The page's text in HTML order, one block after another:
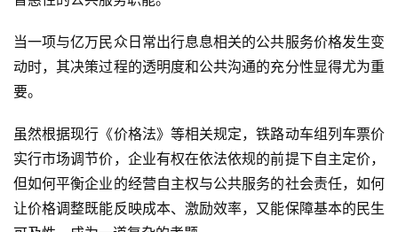
当一项与亿万民众日常出行息息相关的公共服务价格发生变
动时，其决策过程的透明度和公共沟通的充分性显得尤为重
要。
虽然根据现行《价格法》等相关规定，铁路动车组列车票价
实行市场调节价，企业有权在依法依规的前提下自主定价，
但如何平衡企业的经营自主权与公共服务的社会责任，如何
让价格调整既能反映成本、激励效率，又能保障基本的民生